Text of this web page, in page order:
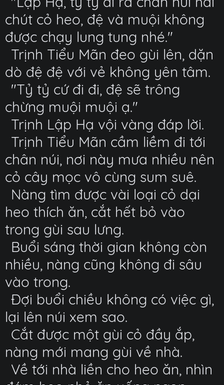
chút cỏ heo, đệ và muội không
được chạy lung tung nhé."
Trịnh Tiểu Mãn đeo gùi lên, dặn
dò đệ đệ với vẻ không yên tâm.
"Tỷ tỷ cứ đi đi, đệ sẽ trông
chừng muội muội ạ."
Trịnh Lập Hạ vội vàng đáp lời.
Trịnh Tiểu Mãn cầm liềm đi tới
chân núi, nơi này mưa nhiều nên
cỏ cây mọc vô cùng sum suê.
Nàng tìm được vài loại cỏ dại
heo thích ăn, cắt hết bỏ vào
trong gùi sau lưng.
Buổi sáng thời gian không còn
nhiều, nàng cũng không đi sâu
vào trong.
Đợi buổi chiều không có việc gì,
lại lên núi xem sao.
Cắt được một gùi cỏ đầy ắp,
nàng mới mang gùi về nhà.
Về tới nhà liền cho heo ăn, nhìn